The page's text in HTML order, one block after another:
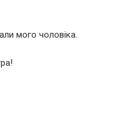
мого чоловіка.